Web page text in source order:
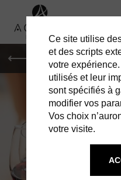
SHOPPING
Ce site utilise
et des scripts
votre
utilisés et leur
sont spécifiés à
modifier vos
Vos choix
votre visite.